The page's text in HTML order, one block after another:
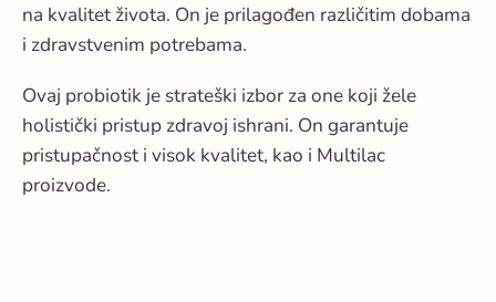
na kvalitet života. On je prilagođen različitim dobama
i zdravstvenim potrebama.
Ovaj probiotik je strateški izbor za one koji žele
holistički pristup zdravoj ishrani. On garantuje
pristupačnost i visok kvalitet, kao i Multilac
proizvode.